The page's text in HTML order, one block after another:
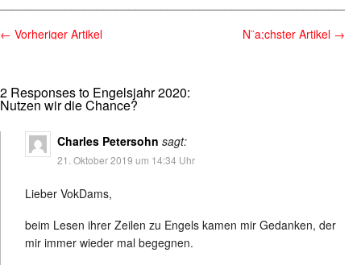
← Vorheriger Artikel N¨a;chster Artikel →
2 Responses to Engelsjahr 2020:
Nutzen wir die Chance?
Charles Petersohn sagt:
21. Oktober 2019 um 14:34 Uhr
Lieber VokDams,
beim Lesen ihrer Zeilen zu Engels kamen mir Gedanken, der
mir immer wieder mal begegnen.